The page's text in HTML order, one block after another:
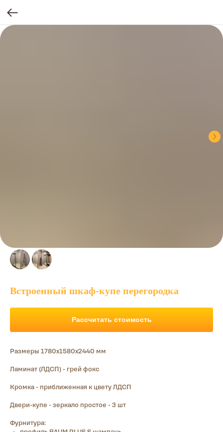
Встроенный шкаф-купе перегородка
Рассчитать стоимость
Размеры 1780х1580х2440 мм
Ламинат (ЛДСП) - грей фокс
Кромка - приближенная к цвету ЛДСП
Двери-купе - зеркало простое - 3 шт
Фурнитура: